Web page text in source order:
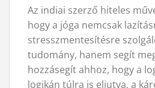
Az indiai szerző hiteles
hogy a jóga nemcsak
stresszmentesítésre
tudomány, hanem segít
hozzásegít ahhoz, hogy a
logikán túlra is eljutva, a